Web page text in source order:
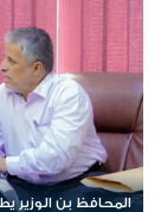
حضرموت... القبض